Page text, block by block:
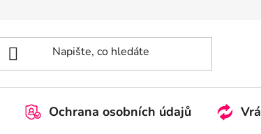
Ochrana osobních údajů